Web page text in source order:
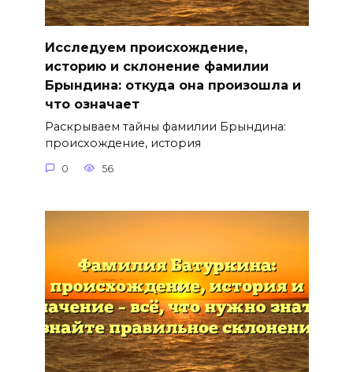
Исследуем происхождение,
историю и склонение фамилии
Брындина: откуда она произошла и
что означает
Раскрываем тайны фамилии Брындина:
происхождение, история
0 56